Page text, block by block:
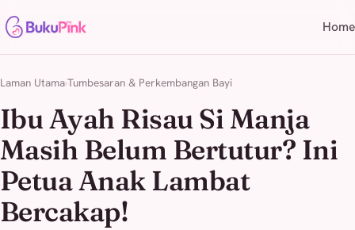
Home
Laman UtamaTumbesaran & Perkembangan Bayi
Ibu Ayah Risau Si Manja
Masih Belum Bertutur? Ini
Petua Anak Lambat
Bercakap!